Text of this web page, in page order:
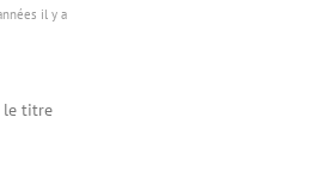
il y a
le titre